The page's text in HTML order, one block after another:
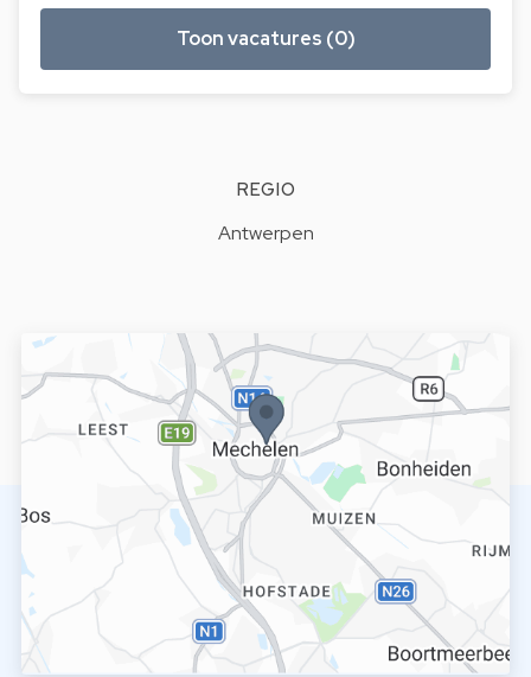
Toon vacatures (0)
REGIO
Antwerpen